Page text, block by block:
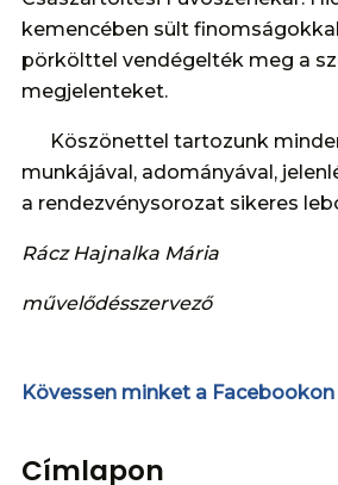
kemencében sült
pörkölttel vendégelték meg a
megjelenteket.
Köszönettel tartozunk
munkájával, adományával,
a rendezvénysorozat sikeres
Rácz Hajnalka Mária
művelődésszervező
Kövessen minket a Facebookon
Címlapon